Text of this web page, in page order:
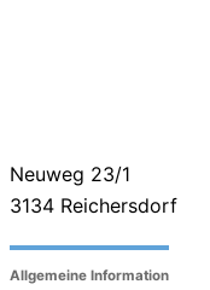
Neuweg 23/1
3134 Reichersdorf
Allgemeine Information